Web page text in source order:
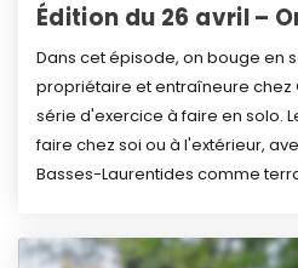
Édition du 26 avril –
Dans cet épisode, on bouge en
propriétaire et entraîneure chez
série d'exercice à faire en solo.
faire chez soi ou à l'extérieur,
Basses-Laurentides comme